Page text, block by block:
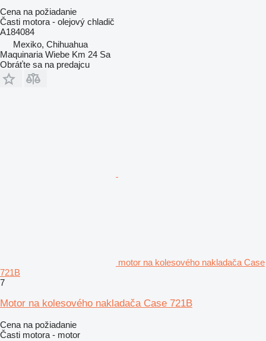
Cena na požiadanie
Časti motora - olejový chladič
A184084
Mexiko, Chihuahua
Maquinaria Wiebe Km 24 Sa
Obráťte sa na predajcu
motor na kolesového nakladača Case
721B
7
Motor na kolesového nakladača Case 721B
Cena na požiadanie
Časti motora - motor